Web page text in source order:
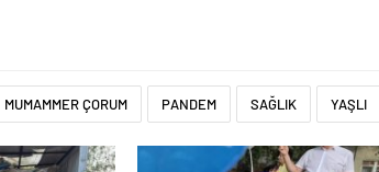
MUMAMMER ÇORUM PANDEM SAĞLIK YAŞLI